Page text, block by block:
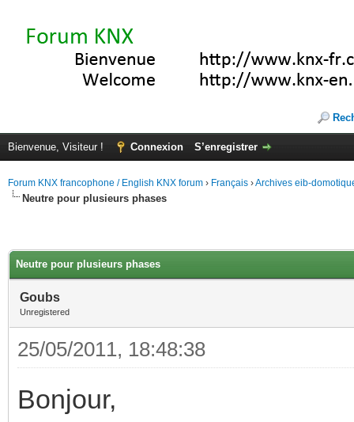
Bienvenue, Visiteur ! Connexion S’enregistrer
Forum KNX francophone / English KNX forum › Français ›Archives eib-
Neutre pour plusieurs phases
Neutre pour plusieurs phases
Goubs
Unregistered
25/05/2011, 18:48:38
Bonjour,